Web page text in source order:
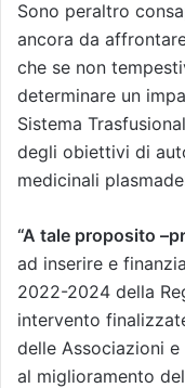
Sono peraltro
ancora da
che se non
determinare un
Sistema
degli obiettivi di
medicinali
“A tale proposito
ad inserire e
2022-2024 della
intervento
delle Associazioni
al miglioramento